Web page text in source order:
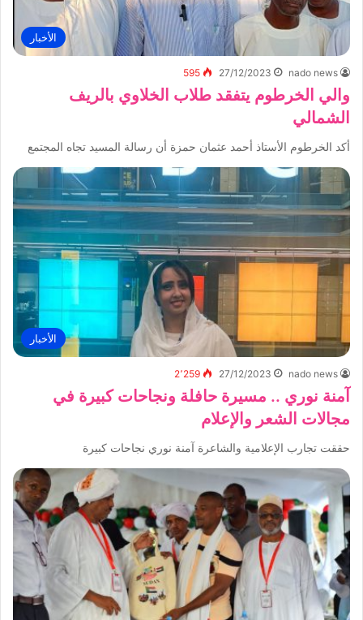
الأخبار
nado news
27/12/2023
595
والي الخرطوم يتفقد طلاب الخلاوي بالريف
الشمالي
أكد الخرطوم الأستاذ أحمد عثمان حمزة أن رسالة المسيد تجاه المجتمع
الأخبار
nado news
27/12/2023 2٬259
آمنة نوري .. مسيرة حافلة ونجاحات كبيرة في
مجالات الشعر والإعلام
حققت تجارب الإعلامية والشاعرة آمنة نوري نجاحات كبيرة